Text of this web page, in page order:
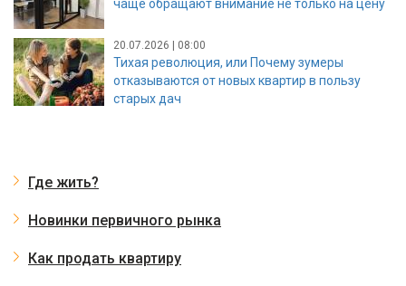
чаще обращают внимание не только на цену
20.07.2026 | 08:00
Тихая революция, или Почему зумеры
отказываются от новых квартир в пользу
старых дач
Где жить?
Новинки первичного рынка
Как продать квартиру